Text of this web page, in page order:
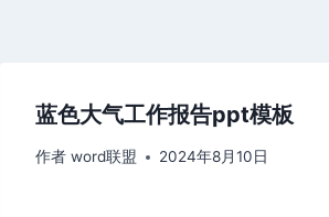
蓝色大气工作报告ppt模板
作者 word联盟 2024年8月10日